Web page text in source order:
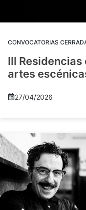
CONVOCATORIAS
III
artes
27/04/2026